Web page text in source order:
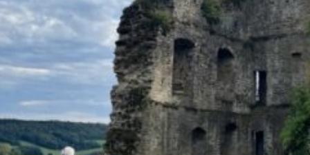
Notre local
La Boutique
Les pièces
L’assurance
La Revue
Les salons
La traction
La Traction des
membres